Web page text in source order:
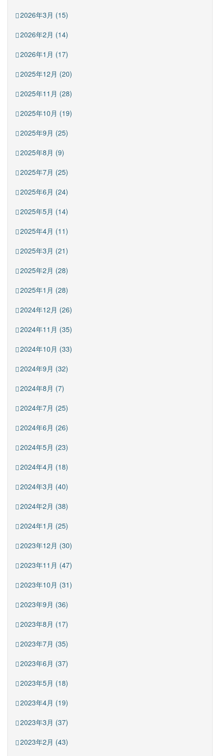
2026年3月 (15)
2026年2月 (14)
2026年1月 (17)
2025年12月 (20)
2025年11月 (28)
2025年10月 (19)
2025年9月 (25)
2025年8月 (9)
2025年7月 (25)
2025年6月 (24)
2025年5月 (14)
2025年4月 (11)
2025年3月 (21)
2025年2月 (28)
2025年1月 (28)
2024年12月 (26)
2024年11月 (35)
2024年10月 (33)
2024年9月 (32)
2024年8月 (7)
2024年7月 (25)
2024年6月 (26)
2024年5月 (23)
2024年4月 (18)
2024年3月 (40)
2024年2月 (38)
2024年1月 (25)
2023年12月 (30)
2023年11月 (47)
2023年10月 (31)
2023年9月 (36)
2023年8月 (17)
2023年7月 (35)
2023年6月 (37)
2023年5月 (18)
2023年4月 (19)
2023年3月 (37)
2023年2月 (43)